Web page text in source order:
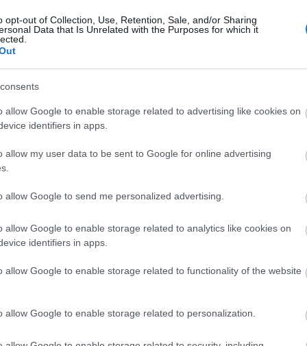
opt-out of Collection, Use, Retention, Sale, and/or Sharing
Data that Is Unrelated with the Purposes for which it
allow Google to enable storage related to advertising like cookies on
identifiers in apps.
allow my user data to be sent to Google for online advertising
allow Google to send me personalized advertising.
allow Google to enable storage related to analytics like cookies on
identifiers in apps.
allow Google to enable storage related to functionality of the website
allow Google to enable storage related to personalization.
SEMLEGES VÉLEMÉNY VAGY
VAGY EGYÉB
ÉRDEK (IS) ÁLL MÖGÖTTE, IDE
IS,
FENNTARTÓJA, A
AJÁNDÉKOT
KAP A POSZTÉRT,
től
Az
is